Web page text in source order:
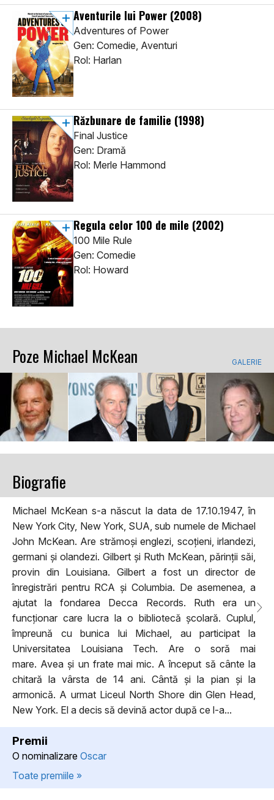
Aventurile lui Power (2008)
Adventures of Power
Gen: Comedie, Aventuri
Rol: Harlan
Răzbunare de familie (1998)
Final Justice
Gen: Dramă
Rol: Merle Hammond
Regula celor 100 de mile (2002)
100 Mile Rule
Gen: Comedie
Rol: Howard
Poze Michael McKean GALERIE
Biografie
Michael McKean s-a născut la data de 17.10.1947, în
New York City, New York, SUA, sub numele de Michael
John McKean. Are strămoși englezi, scoțieni, irlandezi,
germani și olandezi. Gilbert și Ruth McKean, părinții săi,
provin din Louisiana. Gilbert a fost un director de
înregistrări pentru RCA și Columbia. De asemenea, a
ajutat la fondarea Decca Records. Ruth era un
funcționar care lucra la o bibliotecă școlară. Cuplul,
împreună cu bunica lui Michael, au participat la
Universitatea Louisiana Tech. Are o soră mai
mare. Avea și un frate mai mic. A început să cânte la
chitară la vârsta de 14 ani. Cântă și la pian și la
armonică. A urmat Liceul North Shore din Glen Head,
New York. El a decis să devină actor după ce l-a...
Premii
O nominalizare Oscar
Toate premiile »